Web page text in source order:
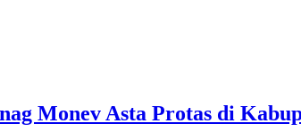
Monev Asta Protas di